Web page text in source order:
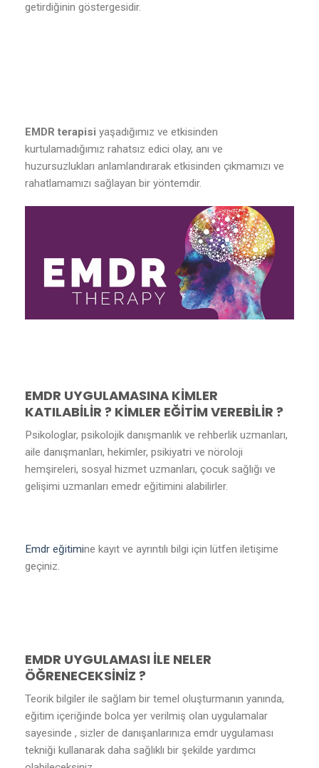
getirdiğinin göstergesidir.
EMDR terapisi yaşadığımız ve etkisinden
kurtulamadığımız rahatsız edici olay, anı ve
huzursuzlukları anlamlandırarak etkisinden çıkmamızı ve
rahatlamamızı sağlayan bir yöntemdir.
EMDR UYGULAMASINA KİMLER
KATILABİLİR ? KİMLER EĞİTİM VEREBİLİR ?
Psikologlar, psikolojik danışmanlık ve rehberlik uzmanları,
aile danışmanları, hekimler, psikiyatri ve nöroloji
hemşireleri, sosyal hizmet uzmanları, çocuk sağlığı ve
gelişimi uzmanları emedr eğitimini alabilirler.
Emdr eğitimine kayıt ve ayrıntılı bilgi için lütfen iletişime
geçiniz.
EMDR UYGULAMASI İLE NELER
ÖĞRENECEKSİNİZ ?
Teorik bilgiler ile sağlam bir temel oluşturmanın yanında,
eğitim içeriğinde bolca yer verilmiş olan uygulamalar
sayesinde , sizler de danışanlarınıza emdr uygulaması
tekniği kullanarak daha sağlıklı bir şekilde yardımcı